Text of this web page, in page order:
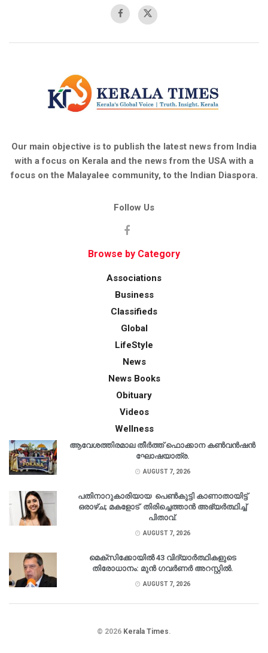
Our main objective is to publish the latest news from India
with a focus on Kerala and the news from the USA with a
focus on the Malayalee community, to the Indian Diaspora.
Follow Us
Browse by Category
Associations
Business
Classifieds
Global
LifeStyle
News
News Books
Obituary
Videos
Wellness
ആവേശത്തിരമാല തീർത്ത് ഫൊക്കാന കൺവൻഷൻ
ഘോഷയാത്ര.
AUGUST 7, 2026
പതിനാറുകാരിയായ പെൺകുട്ടി കാണാതായിട്ട്
ഒരാഴ്ച; മകളോട് തിരിച്ചെത്താൻ അഭ്യർത്ഥിച്ച്
പിതാവ്.
AUGUST 7, 2026
മെക്‌സിക്കോയിൽ 43 വിദ്യാർത്ഥികളുടെ
തിരോധാനം: മുൻ ഗവർണർ അറസ്റ്റിൽ.
AUGUST 7, 2026
© 2026 Kerala Times.